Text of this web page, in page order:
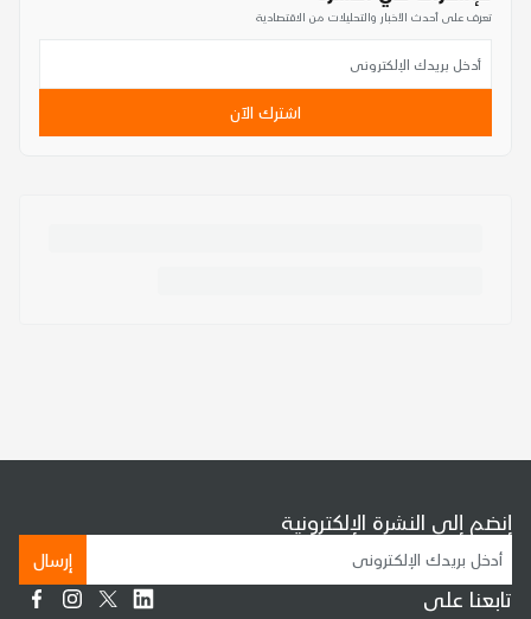
تعرف على أحدث الأخبار والتحليلات من الاقتصادية
اشترك الآن
إنضم إلى النشرة الإلكترونية
إرسال
تابعنا على